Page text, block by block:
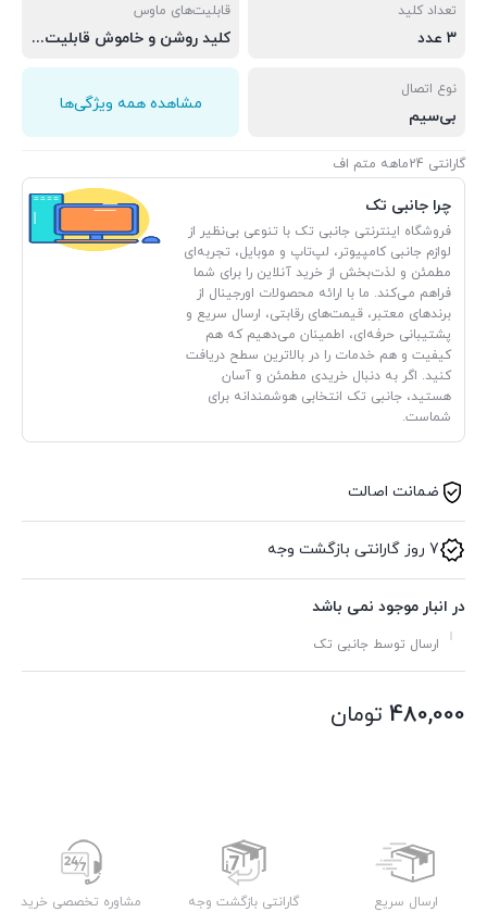
تعداد کلید
۳ عدد
قابلیت‌های ماوس
کلید روشن و خاموش قابلیت کارکردن با هر دو دست
نوع اتصال
بی‌سیم
مشاهده همه ویژگی‌ها
گارانتی 24ماهه متم اف
چرا جانبی تک
فروشگاه اینترنتی جانبی تک با تنوعی بی‌نظیر از
لوازم جانبی کامپیوتر، لپ‌تاپ و موبایل، تجربه‌ای
مطمئن و لذت‌بخش از خرید آنلاین را برای شما
فراهم می‌کند. ما با ارائه محصولات اورجینال از
برندهای معتبر، قیمت‌های رقابتی، ارسال سریع و
پشتیبانی حرفه‌ای، اطمینان می‌دهیم که هم
کیفیت و هم خدمات را در بالاترین سطح دریافت
کنید. اگر به دنبال خریدی مطمئن و آسان
هستید، جانبی تک انتخابی هوشمندانه برای
شماست.
ضمانت اصالت
7 روز گارانتی بازگشت وجه
در انبار موجود نمی باشد
ارسال توسط جانبی تک
480,000 تومان
ارسال سریع گارانتی بازگشت وجه مشاوره تخصصی خرید